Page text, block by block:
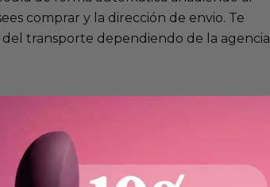
comprar y la dirección de envio. Te
transporte dependiendo de la agencia
horas y en días laborables.